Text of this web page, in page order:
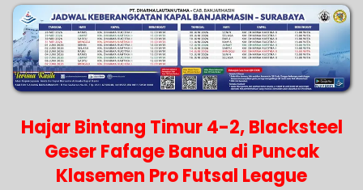
Hajar Bintang Timur 4-2, Blacksteel
Geser Fafage Banua di Puncak
Klasemen Pro Futsal League